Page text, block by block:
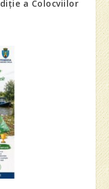
a Colocviilor